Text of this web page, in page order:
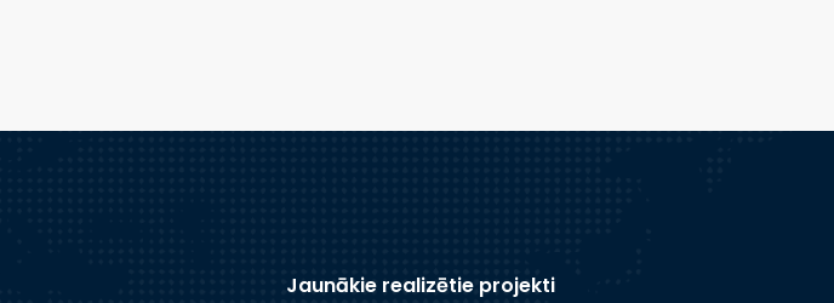
Jaunākie realizētie projekti